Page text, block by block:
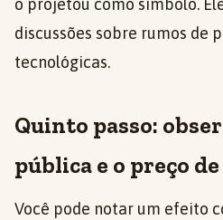
o projetou como símbolo.
discussões sobre rumos de
tecnológicas.
Quinto passo:
pública e o preço
Você pode notar um efeito